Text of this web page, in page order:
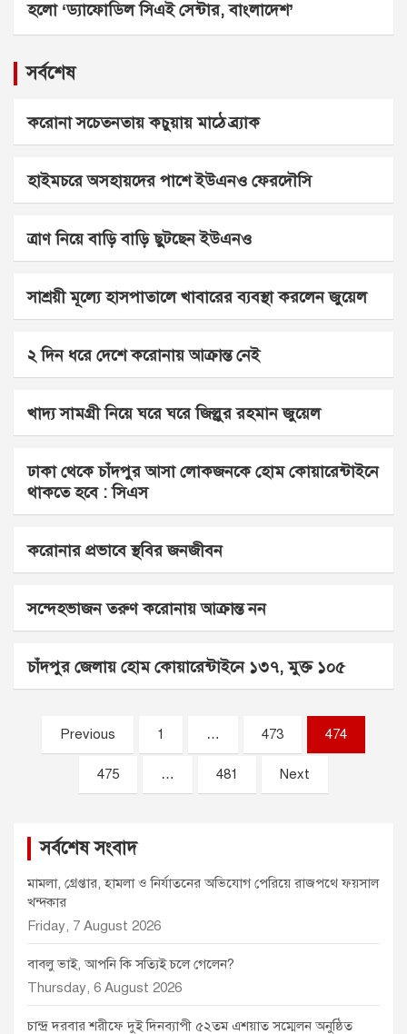
হলো ‘ড্যাফোডিল সিএই সেন্টার, বাংলাদেশ’
সর্বশেষ
করোনা সচেতনতায় কচুয়ায় মাঠে ব্র্যাক
হাইমচরে অসহায়দের পাশে ইউএনও ফেরদৌসি
ত্রাণ নিয়ে বাড়ি বাড়ি ছুটছেন ইউএনও
সাশ্রয়ী মূল্যে হাসপাতালে খাবারের ব্যবস্থা করলেন জুয়েল
২ দিন ধরে দেশে করোনায় আক্রান্ত নেই
খাদ্য সামগ্রী নিয়ে ঘরে ঘরে জিল্লুর রহমান জুয়েল
ঢাকা থেকে চাঁদপুর আসা লোকজনকে হোম কোয়ারেন্টাইনে
থাকতে হবে : সিএস
করোনার প্রভাবে স্থবির জনজীবন
সন্দেহভাজন তরুণ করোনায় আক্রান্ত নন
চাঁদপুর জেলায় হোম কোয়ারেন্টাইনে ১৩৭, মুক্ত ১০৫
Posts
pagination
Previous 1 … 473 474
475 … 481 Next
সর্বশেষ সংবাদ
মামলা, গ্রেপ্তার, হামলা ও নির্যাতনের অভিযোগ পেরিয়ে রাজপথে ফয়সাল
খন্দকার
Friday, 7 August 2026
বাবলু ভাই, আপনি কি সত্যিই চলে গেলেন?
Thursday, 6 August 2026
চান্দ্র দরবার শরীফে দুই দিনব্যাপী ৫২তম এশয়াত সম্মেলন অনুষ্ঠিত